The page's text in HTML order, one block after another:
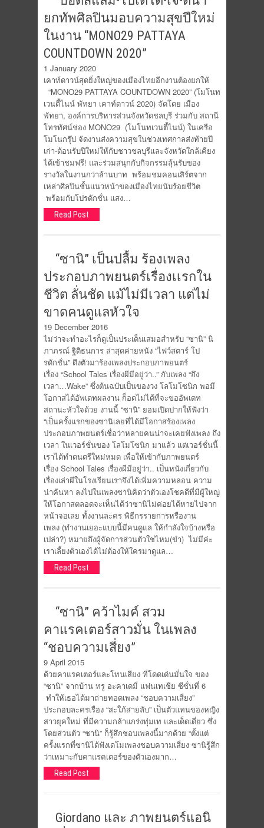
ยกทัพศิลปินมอบความสุขปีใหม่
ในงาน “MONO29 PATTAYA
COUNTDOWN 2020”
1 January 2020
เคาท์ดาวน์สุดยิ่งใหญ่ของเมืองไทยอีกงานต้องยกให้
“MONO29 PATTAYA COUNTDOWN 2020” (โมโนท
เวนตี้ไนน์ พัทยา เคาท์ดาวน์ 2020) จัดโดย เมือง
พัทยา, องค์การบริหารส่วนจังหวัดชลบุรี ร่วมกับ สถานี
โทรทัศน์ช่อง MONO29 (โมโนทเวนตี้ไนน์) ในเครือ
โมโนกรุ๊ป จัดงานส่งความสุขในช่วงเทศกาลส่งท้ายปี
เก่า-ต้อนรับปีใหม่ให้กับชาวชลบุรีและจังหวัดใกล้เคียง
ได้เข้าชมฟรี! และร่วมสนุกกับกิจกรรมลุ้นรับของ
รางวัลในงานกว่าล้านบาท พร้อมชมคอนเสิร์ตจาก
เหล่าศิลปินชั้นแนวหน้าของเมืองไทยนับร้อยชีวิต
พร้อมกับโปรดักชั่น แสง…
Read Post
“ซานิ” เป็นปลื้ม ร้องเพลง
ประกอบภาพยนตร์เรื่องเเรกใน
ชีวิต ลั่นชัด แม้ไม่มีเวลา แต่ไม่
ขาดคนดูแลหัวใจ
19 December 2016
ไม่ว่าจะทำอะไรก็ดูเป็นประเด็นเสมอสำหรับ “ซานิ” นิ
ภาภรณ์ ฐิติธนการ ล่าสุดค่ายหนัง “ไฟว์สตาร์ โป
รดักชั่น” ดึงตัวมาร้องเพลงประกอบภาพยนตร์
เรื่อง “School Tales เรื่องผีมีอยู่ว่า..” กับเพลง “ถึง
เวลา…Wake” ซึ่งต้นฉบับเป็นของวง โลโมโซนิก พอมี
โอกาสได้อัพเดทผลงาน ก็อดไม่ได้ที่จะขออัพเดท
สถานะหัวใจด้วย งานนี้ “ซานิ” ยอมเปิดปากให้ฟังว่า
“เป็นครั้งแรกของซานิเลยที่ได้มีโอกาสร้องเพลง
ประกอบภาพยนตร์เชื่อว่าหลายคนน่าจะเคยฟังเพลง ถึง
เวลา ในเวอร์ชั่นของ โลโมโซนิก มาแล้ว แต่เวอร์ชั่นนี้
เราได้ทำดนตรีใหม่หมด เพื่อให้เข้ากับภาพยนตร์
เรื่อง School Tales เรื่องผีมีอยู่ว่า.. เป็นหนังเกี่ยวกับ
เรื่องเล่าผีในโรงเรียนเราจึงได้เพิ่มความหลอน ความ
น่าค้นหา ลงไปในเพลงซานิคิดว่าตัวเองโชคดีที่มีผู้ใหญ่
ให้โอกาสตลอดจะเห็นได้ว่าซานิไม่ค่อยได้หายไปจาก
หน้าจอเลย ทั้งงานละคร พิธีกรรายการหรืองาน
เพลง (ทำงานเยอะแบบนี้มีคนดูแล ให้กำลังใจบ้างหรือ
เปล่า?) หมายถึงผู้จัดการส่วนตัวใช่ไหม(ขำ) ไม่มีค่ะ
เราเลี้ยงตัวเองได้ไม่ต้องให้ใครมาดูแล…
Read Post
“ซานิ” คว้าไมค์ สวม
คาแรคเตอร์สาวมั่น ในเพลง
“ชอบความเสี่ยง”
9 April 2015
ด้วยคาแรคเตอร์และโทนเสียง ที่โดดเด่นมั่นใจ ของ
“ซานิ” จากบ้าน ทรู อะคาเดมี่ แฟนเทเชีย ซีซั่นที่ 6
ทำให้เธอได้มาถ่ายทอดเพลง “ชอบความเสี่ยง”
ประกอบละครเรื่อง “สะใภ้สายลับ” เป็นตัวแทนของหญิง
สาวยุคใหม่ ที่มีความกล้าแกร่งทุ่มเท และเด็ดเดี่ยว ซึ่ง
โดยส่วนตัว “ซานิ” ก็รู้สึกชอบเพลงนี้มากด้วย “ตั้งแต่
ครั้งแรกที่ซานิได้ฟังเดโมเพลงชอบความเสี่ยง ซานิรู้สึก
ว่าเหมาะกับคาแรคเตอร์ของตัวเองมาก…
Read Post
Giordano และ ภาพยนตร์แอนิ